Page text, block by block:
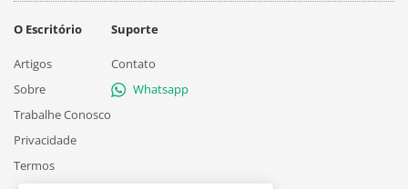
O Escritório
Artigos
Sobre
Trabalhe Conosco
Privacidade
Termos
Suporte
Contato
Whatsapp